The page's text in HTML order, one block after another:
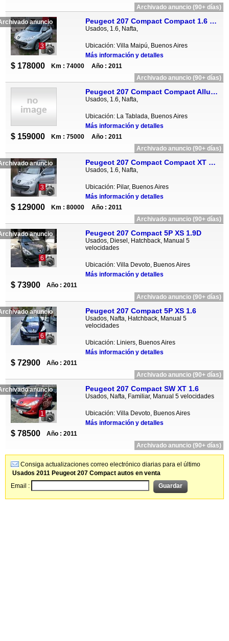
Archivado anuncio (90+ días)
anuncio
3
Peugeot 207 Compact Compact 1.6 XT Premium 5P
Usados, 1.6, Nafta,
Ubicación: Villa Maipú, Buenos Aires
Más información y detalles
$ 178000 Km : 74000
Año : 2011
Archivado anuncio (90+ días)
Peugeot 207 Compact Compact Allure 1.6 5P
Usados, 1.6, Nafta,
Ubicación: La Tablada, Buenos Aires
Más información y detalles
$ 159000 Km : 75000
Año : 2011
Archivado anuncio (90+ días)
anuncio
3
Peugeot 207 Compact Compact XT 1.6 5P
Usados, 1.6, Nafta,
Ubicación: Pilar, Buenos Aires
Más información y detalles
$ 129000 Km : 80000
Año : 2011
Archivado anuncio (90+ días)
anuncio
6
Peugeot 207 Compact 5P XS 1.9D
Usados, Diesel, Hatchback, Manual 5
velocidades
Ubicación: Villa Devoto, Buenos Aires
Más información y detalles
$ 73900
Año : 2011
Archivado anuncio (90+ días)
anuncio
6
Peugeot 207 Compact 5P XS 1.6
Usados, Nafta, Hatchback, Manual 5
velocidades
Ubicación: Liniers, Buenos Aires
Más información y detalles
$ 72900
Año : 2011
Archivado anuncio (90+ días)
anuncio
1
Peugeot 207 Compact SW XT 1.6
Usados, Nafta, Familiar, Manual 5 velocidades
Ubicación: Villa Devoto, Buenos Aires
Más información y detalles
$ 78500
Año : 2011
Archivado anuncio (90+ días)
Consiga actualizaciones correo electrónico diarias para el último
Usados 2011 Peugeot 207 Compact autos en venta
Email :